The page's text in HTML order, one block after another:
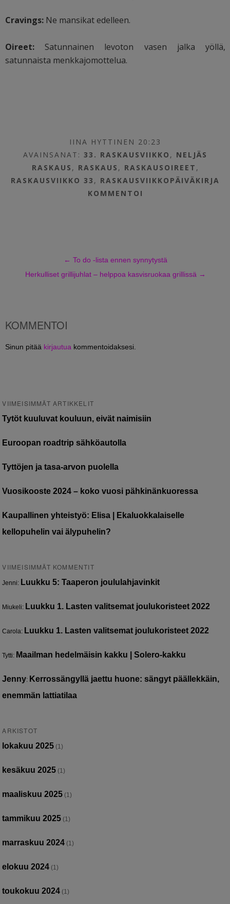
Cravings: Ne mansikat edelleen.
Oireet: Satunnainen levoton vasen jalka yöllä,
satunnaista menkkajomottelua.
IINA HYTTINEN 20:23
AVAINSANAT:33. RASKAUSVIIKKO , NELJÄS
RASKAUS , RASKAUS , RASKAUSOIREET ,
RASKAUSVIIKKO 33 , RASKAUSVIIKKOPÄIVÄKIRJA
KOMMENTOI
← To do -lista ennen synnytystä
Herkulliset grillijuhlat – helppoa kasvisruokaa grillissä →
KOMMENTOI
Sinun pitää kirjautua kommentoidaksesi.
VIIMEISIMMÄT ARTIKKELIT
Tytöt kuuluvat kouluun, eivät naimisiin
Euroopan roadtrip sähköautolla
Tyttöjen ja tasa-arvon puolella
Vuosikooste 2024 – koko vuosi pähkinänkuoressa
Kaupallinen yhteistyö: Elisa | Ekaluokkalaiselle
kellopuhelin vai älypuhelin?
VIIMEISIMMÄT KOMMENTIT
Jenni: Luukku 5: Taaperon joululahjavinkit
Miukeli: Luukku 1. Lasten valitsemat joulukoristeet 2022
Carola: Luukku 1. Lasten valitsemat joulukoristeet 2022
Tytti: Maailman hedelmäisin kakku | Solero-kakku
Jenny: Kerrossängyllä jaettu huone: sängyt päällekkäin,
enemmän lattiatilaa
ARKISTOT
lokakuu 2025 (1)
kesäkuu 2025 (1)
maaliskuu 2025 (1)
tammikuu 2025 (1)
marraskuu 2024 (1)
elokuu 2024 (1)
toukokuu 2024 (1)